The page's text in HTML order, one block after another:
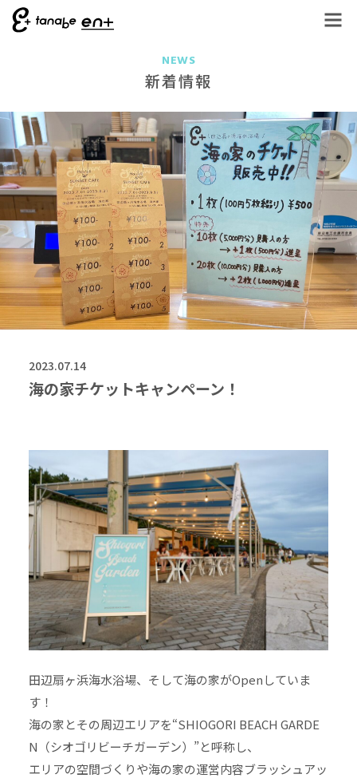
NEWS
新着情報
2023.07.14
海の家チケットキャンペーン！
田辺扇ヶ浜海水浴場、そして海の家がOpenしていま
す！
海の家とその周辺エリアを“SHIOGORI BEACH GARDE
N（シオゴリビーチガーデン）”と呼称し、
エリアの空間づくりや海の家の運営内容ブラッシュアッ